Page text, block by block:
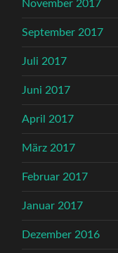
November 2017
September 2017
Juli 2017
Juni 2017
April 2017
März 2017
Februar 2017
Januar 2017
Dezember 2016